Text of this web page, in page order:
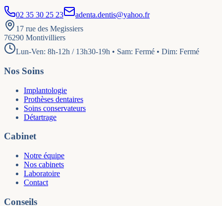
02 35 30 25 23
adenta.dentis@yahoo.fr
17 rue des Megissiers
76290 Montivilliers
Lun-Ven: 8h-12h / 13h30-19h • Sam: Fermé • Dim: Fermé
Nos Soins
Implantologie
Prothèses dentaires
Soins conservateurs
Détartrage
Cabinet
Notre équipe
Nos cabinets
Laboratoire
Contact
Conseils